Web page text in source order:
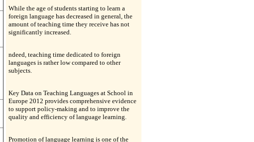
While the age of students starting to learn a
foreign language has decreased in general, the
amount of teaching time they receive has not
significantly increased.
ndeed, teaching time dedicated to foreign
languages is rather low compared to other
subjects.
Key Data on Teaching Languages at School in
Europe 2012 provides comprehensive evidence
to support policy-making and to improve the
quality and efficiency of language learning.
Promotion of language learning is one of the